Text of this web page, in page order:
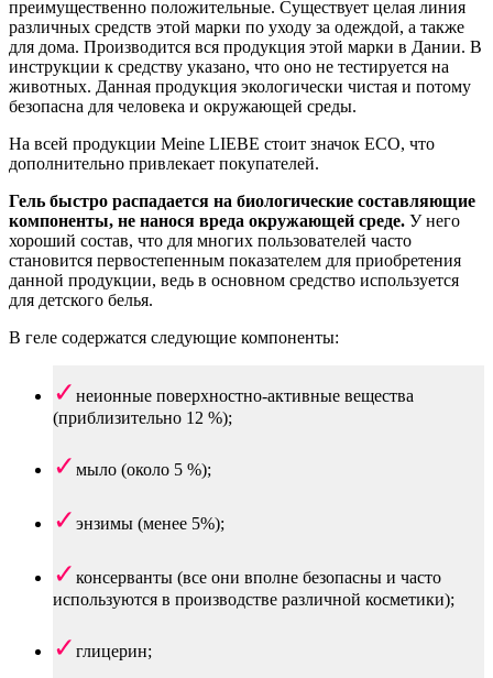
преимущественно положительные. Существует целая линия
различных средств этой марки по уходу за одеждой, а также
для дома. Производится вся продукция этой марки в Дании. В
инструкции к средству указано, что оно не тестируется на
животных. Данная продукция экологически чистая и потому
безопасна для человека и окружающей среды.
На всей продукции Meine LIEBE стоит значок ECO, что
дополнительно привлекает покупателей.
Гель быстро распадается на биологические составляющие
компоненты, не нанося вреда окружающей среде. У него
хороший состав, что для многих пользователей часто
становится первостепенным показателем для приобретения
данной продукции, ведь в основном средство используется
для детского белья.
В геле содержатся следующие компоненты:
неионные поверхностно-активные вещества
(приблизительно 12 %);
мыло (около 5 %);
энзимы (менее 5%);
консерванты (все они вполне безопасны и часто
используются в производстве различной косметики);
глицерин;